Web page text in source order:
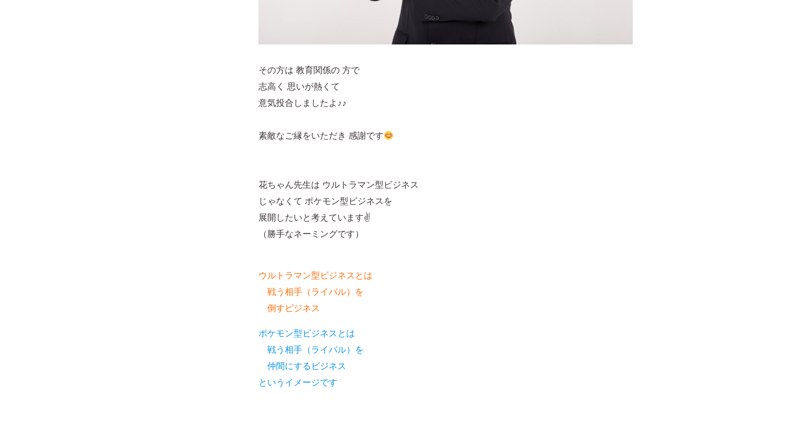
その方は 教育関係の 方で
志高く 思いが熱くて
意気投合しましたよ♪♪
素敵なご縁をいただき 感謝です
花ちゃん先生は ウルトラマン型ビジネス
じゃなくて ポケモン型ビジネスを
展開したいと考えています✌
（勝手なネーミングです）
ウルトラマン型ビジネスとは
戦う相手（ライバル）を
倒すビジネス
ポケモン型ビジネスとは
戦う相手（ライバル）を
仲間にするビジネス
というイメージです